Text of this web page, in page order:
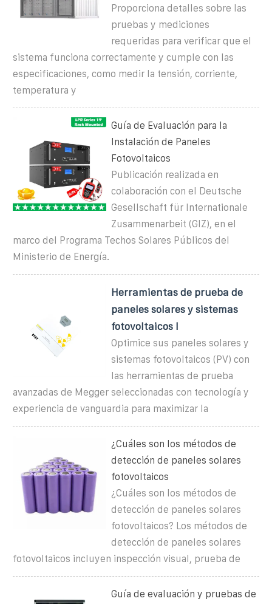
Proporciona detalles sobre las
pruebas y mediciones
requeridas para verificar que el
sistema funciona correctamente y cumple con las
especificaciones, como medir la tensión, corriente,
temperatura y
Guía de Evaluación para la
Instalación de Paneles
Fotovoltaicos
Publicación realizada en
colaboración con el Deutsche
Gesellschaft für Internationale
Zusammenarbeit (GIZ), en el
marco del Programa Techos Solares Públicos del
Ministerio de Energía.
Herramientas de prueba de
paneles solares y sistemas
fotovoltaicos l
Optimice sus paneles solares y
sistemas fotovoltaicos (PV) con
las herramientas de prueba
avanzadas de Megger seleccionadas con tecnología y
experiencia de vanguardia para maximizar la
¿Cuáles son los métodos de
detección de paneles solares
fotovoltaicos
¿Cuáles son los métodos de
detección de paneles solares
fotovoltaicos? Los métodos de
detección de paneles solares
fotovoltaicos incluyen inspección visual, prueba de
Guía de evaluación y pruebas de